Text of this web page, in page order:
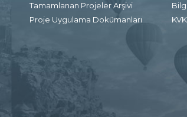
Tamamlanan Projeler Arşivi
Proje Uygulama Dokümanları